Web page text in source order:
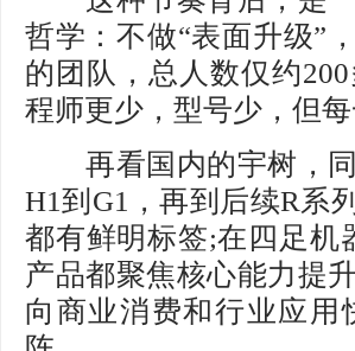
哲学：不做“表面升级”
的团队，总人数仅约
程师更少，型号少，但每
再看国内的宇树，同
H1到G1，再到后续R系
都有鲜明标签;在四足机
产品都聚焦核心能力提
向商业消费和行业应用